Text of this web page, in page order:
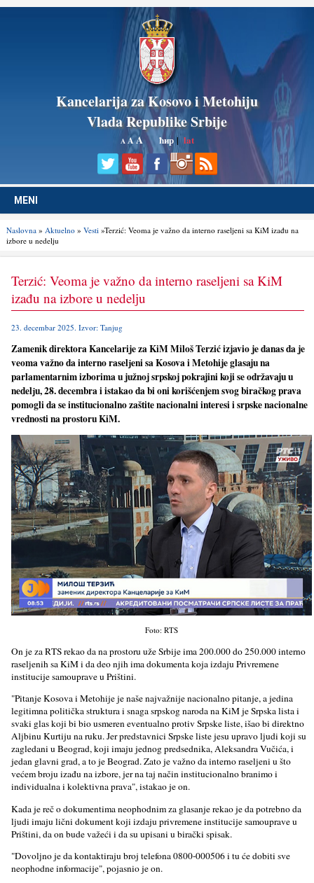
Kancelarija za Kosovo i Metohiju
Vlada Republike Srbije
A AA ћир|lat
MENI
Naslovna» Aktuelno» Vesti»Terzić: Veoma je važno da interno raselјeni sa KiM izađu na
izbore u nedelјu
Terzić: Veoma je važno da interno raselјeni sa KiM
izađu na izbore u nedelјu
23. decembar 2025. Izvor: Tanjug
Zamenik direktora Kancelarije za KiM Miloš Terzić izjavio je danas da je
veoma važno da interno raselјeni sa Kosova i Metohije glasaju na
parlamentarnim izborima u južnoj srpskoj pokrajini koji se održavaju u
nedelјu, 28. decembra i istakao da bi oni korišćenjem svog biračkog prava
pomogli da se institucionalno zaštite nacionalni interesi i srpske nacionalne
vrednosti na prostoru KiM.
Foto: RTS
On je za RTS rekao da na prostoru uže Srbije ima 200.000 do 250.000 interno
raselјenih sa KiM i da deo njih ima dokumenta koja izdaju Privremene
institucije samouprave u Prištini.
"Pitanje Kosova i Metohije je naše najvažnije nacionalno pitanje, a jedina
legitimna politička struktura i snaga srpskog naroda na KiM je Srpska lista i
svaki glas koji bi bio usmeren eventualno protiv Srpske liste, išao bi direktno
Alјbinu Kurtiju na ruku. Jer predstavnici Srpske liste jesu upravo lјudi koji su
zagledani u Beograd, koji imaju jednog predsednika, Aleksandra Vučića, i
jedan glavni grad, a to je Beograd. Zato je važno da interno raselјeni u što
većem broju izađu na izbore, jer na taj način institucionalno branimo i
individualna i kolektivna prava", istakao je on.
Kada je reč o dokumentima neophodnim za glasanje rekao je da potrebno da
lјudi imaju lični dokument koji izdaju privremene institucije samouprave u
Prištini, da on bude važeći i da su upisani u birački spisak.
"Dovolјno je da kontaktiraju broj telefona 0800-000506 i tu će dobiti sve
neophodne informacije", pojasnio je on.